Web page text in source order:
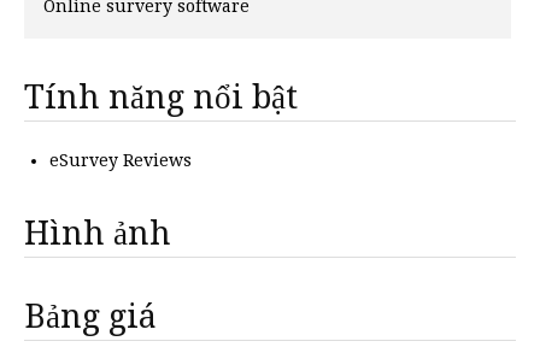
Online survery software
Tính năng nổi bật
eSurvey Reviews
Hình ảnh
Bảng giá